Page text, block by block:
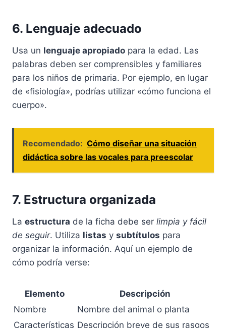
6. Lenguaje adecuado
Usa un lenguaje apropiado para la edad. Las
palabras deben ser comprensibles y familiares
para los niños de primaria. Por ejemplo, en lugar
de «fisiología», podrías utilizar «cómo funciona el
cuerpo».
Recomendado: Cómo diseñar una situación
didáctica sobre las vocales para preescolar
7. Estructura organizada
La estructura de la ficha debe ser limpia y fácil
de seguir. Utiliza listas y subtítulos para
organizar la información. Aquí un ejemplo de
cómo podría verse:
Elemento
Descripción
Nombre
Nombre del animal o planta
Características Descripción breve de sus rasgos